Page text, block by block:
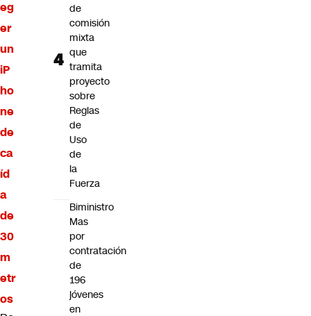
eg
er
un
iP
ho
ne
de
ca
íd
a
de
30
m
etr
os
de
comisión
mixta
que
tramita
proyecto
sobre
Reglas
de
Uso
de
la
Fuerza
Biministro
Mas
por
contratación
de
196
jóvenes
en